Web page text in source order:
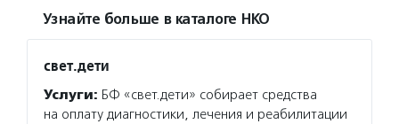
Узнайте больше в каталоге НКО
свет.дети
Услуги: БФ «свет.дети» собирает средства
на оплату диагностики, лечения и реабилитации